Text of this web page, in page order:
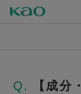
Q.
【成分